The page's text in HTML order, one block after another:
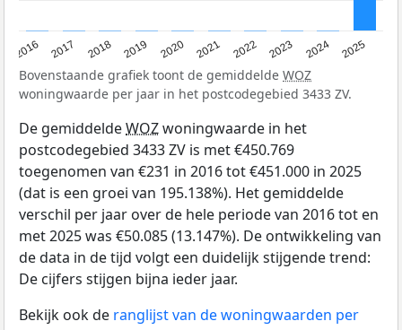
2016 2017 2018 2019 2020 2021 2022 2023 2024 2025
Bovenstaande grafiek toont de gemiddelde WOZ
woningwaarde per jaar in het postcodegebied 3433 ZV.
De gemiddeldeWOZwoningwaarde in het
postcodegebied 3433 ZV is met €450.769
toegenomen van €231 in 2016 tot €451.000 in 2025
(dat is een groei van 195.138%). Het gemiddelde
verschil per jaar over de hele periode van 2016 tot en
met 2025 was €50.085 (13.147%). De ontwikkeling van
de data in de tijd volgt een duidelijk stijgende trend:
De cijfers stijgen bijna ieder jaar.
Bekijk ook de ranglijst van de woningwaarden per